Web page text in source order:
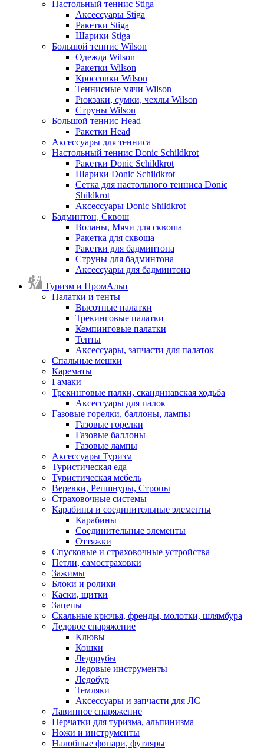
Настольный теннис Stiga
Аксессуары Stiga
Ракетки Stiga
Шарики Stiga
Большой теннис Wilson
Одежда Wilson
Ракетки Wilson
Кроссовки Wilson
Теннисные мячи Wilson
Рюкзаки, сумки, чехлы Wilson
Струны Wilson
Большой теннис Head
Ракетки Head
Аксессуары для тенниса
Настольный теннис Donic Schildkrot
Ракетки Donic Schildkrot
Шарики Donic Schildkrot
Сетка для настольного тенниса Donic
Shildkrot
Аксессуары Donic Shildkrot
Бадминтон, Сквош
Воланы, Мячи для сквоша
Ракетка для сквоша
Ракетки для бадминтона
Струны для бадминтона
Аксессуары для бадминтона
Туризм и ПромАльп
Палатки и тенты
Высотные палатки
Трекинговые палатки
Кемпинговые палатки
Тенты
Аксессуары, запчасти для палаток
Спальные мешки
Карематы
Гамаки
Трекинговые палки, скандинавская ходьба
Аксессуары для палок
Газовые горелки, баллоны, лампы
Газовые горелки
Газовые баллоны
Газовые лампы
Аксессуары Туризм
Туристическая еда
Туристическая мебель
Веревки, Репшнуры, Стропы
Страховочные системы
Карабины и соединительные элементы
Карабины
Соединительные элементы
Оттяжки
Спусковые и страховочные устройства
Петли, самостраховки
Зажимы
Блоки и ролики
Каски, щитки
Зацепы
Скальные крючья, френды, молотки, шлямбура
Ледовое снаряжение
Клювы
Кошки
Ледорубы
Ледовые инструменты
Ледобур
Темляки
Аксессуары и запчасти для ЛС
Лавинное снаряжение
Перчатки для туризма, альпинизма
Ножи и инструменты
Налобные фонари, футляры